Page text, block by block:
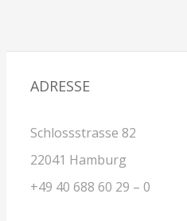
ADRESSE
Schlossstrasse 82
22041 Hamburg
+49 40 688 60 29 – 0